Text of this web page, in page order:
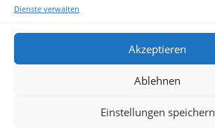
Dienste verwalten
Akzeptieren
Ablehnen
Einstellungen speichern
Cookie-Richtlinie (EU)